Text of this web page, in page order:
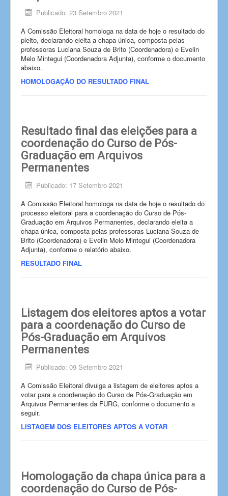
Publicado: 23 Setembro 2021
A Comissão Eleitoral homologa na data de hoje o resultado do
pleito, declarando eleita a chapa única, composta pelas
professoras Luciana Souza de Brito (Coordenadora) e Evelin
Melo Mintegui (Coordenadora Adjunta), conforme o documento
abaixo.
HOMOLOGAÇÃO DO RESULTADO FINAL
Resultado final das eleições para a
coordenação do Curso de Pós-
Graduação em Arquivos
Permanentes
Publicado: 17 Setembro 2021
A Comissão Eleitoral homologa na data de hoje o resultado do
processo eleitoral para a coordenação do Curso de Pós-
Graduação em Arquivos Permanentes, declarando eleita a
chapa única, composta pelas professoras Luciana Souza de
Brito (Coordenadora) e Evelin Melo Mintegui (Coordenadora
Adjunta), conforme o relatório abaixo.
RESULTADO FINAL
Listagem dos eleitores aptos a votar
para a coordenação do Curso de
Pós-Graduação em Arquivos
Permanentes
Publicado: 09 Setembro 2021
A Comissão Eleitoral divulga a listagem de eleitores aptos a
votar para a coordenação do Curso de Pós-Graduação em
Arquivos Permanentes da FURG, conforme o documento a
seguir.
LISTAGEM DOS ELEITORES APTOS A VOTAR
Homologação da chapa única para a
coordenação do Curso de Pós-